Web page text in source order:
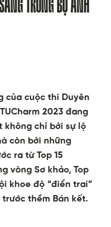
của cuộc thi Duyên
2023 đang
không chỉ bởi sự lộ
còn bởi những
ra từ Top 15
vòng Sơ khảo, Top
khoe độ “điển trai”
thềm Bán kết.